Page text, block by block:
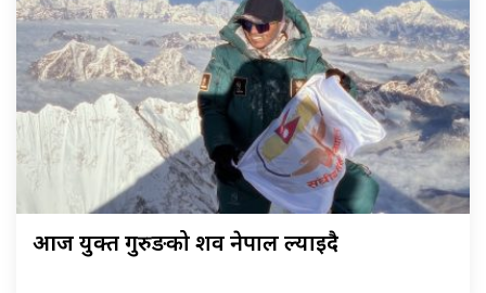
आज युक्त गुरुङको शव नेपाल ल्याइदै